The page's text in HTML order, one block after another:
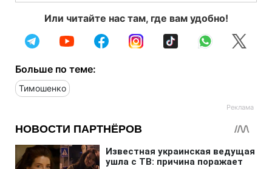
Или читайте нас там, где вам удобно!
Больше по теме:
Тимошенко